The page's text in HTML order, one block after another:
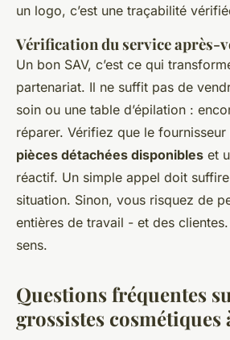
un logo, c’est une traçabilité
Vérification du service après-
Un bon SAV, c’est ce qui
partenariat. Il ne suffit pas de
soin ou une table d’épilation :
réparer. Vérifiez que le
pièces détachées disponibles et
réactif. Un simple appel doit
situation. Sinon, vous risquez de
entières de travail - et des
sens.
Questions fréquentes
grossistes cosmétiques